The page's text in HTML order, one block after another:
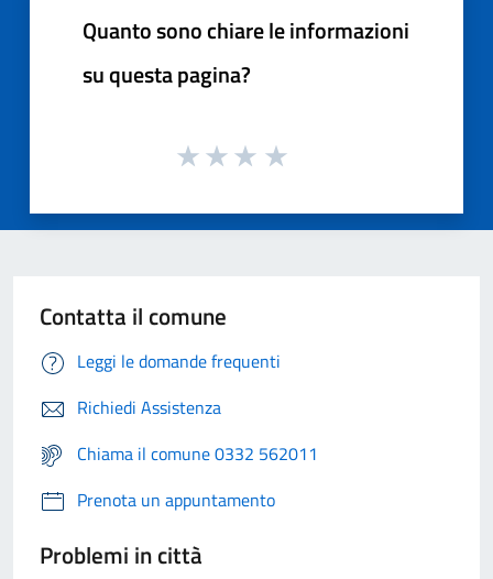
Quanto sono chiare le informazioni
su questa pagina?
Contatta il comune
Leggi le domande frequenti
Richiedi Assistenza
Chiama il comune 0332 562011
Prenota un appuntamento
Problemi in città